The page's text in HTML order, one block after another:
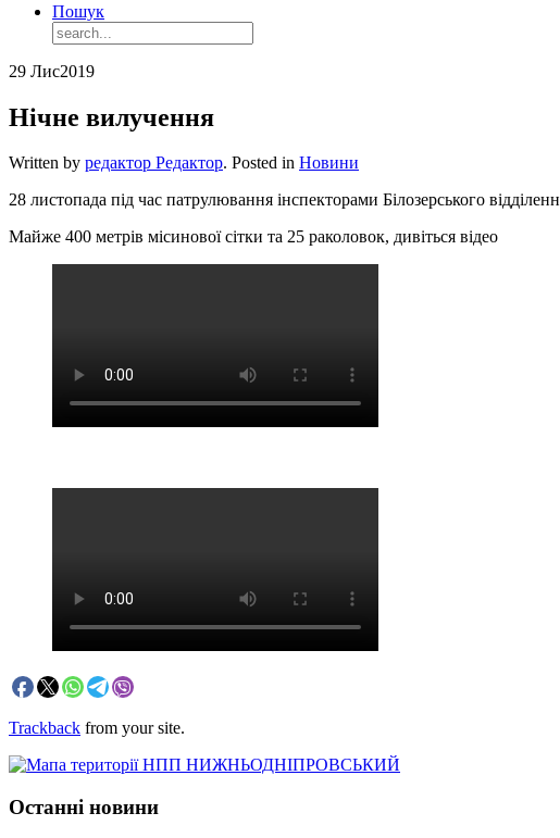
Пошук
29 Лис2019
Нічне вилучення
Written by редактор Редактор. Posted in Новини
28 листопада під час патрулювання інспекторами Білозерського
Майже 400 метрів місинової сітки та 25 раколовок, дивіться відео
Trackback from your site.
Останні новини